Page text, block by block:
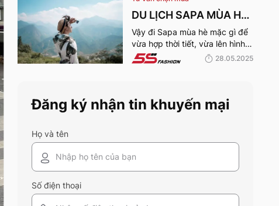
vỡ của mình nhé:
DU LỊCH SAPA MÙA HÈ
MẶC GÌ? 10 OUTFITS
TRẺ TRUNG, THU HÚT
NHẤT
Vậy đi Sapa mùa hè mặc gì để
vừa hợp thời tiết, vừa lên hình
ngầu hết nấc? Cùng khám phá
10 set đồ cực chất dưới đây để
28.05.2025
Đăng ký nhận tin khuyến mại
Họ và tên
Số điện thoại